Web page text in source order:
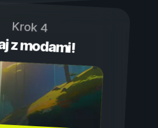
Krok 4
z modami!